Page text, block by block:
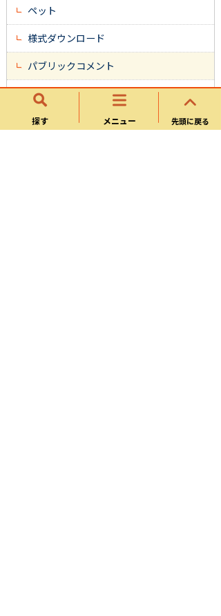
探す メニュー 先頭に戻る
ペット
様式ダウンロード
パブリックコメント
墓地・霊園について
よくある質問